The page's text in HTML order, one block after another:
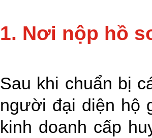
1. Nơi nộp hồ
Sau khi chuẩn bị
người đại diện hộ
kinh doanh cấp